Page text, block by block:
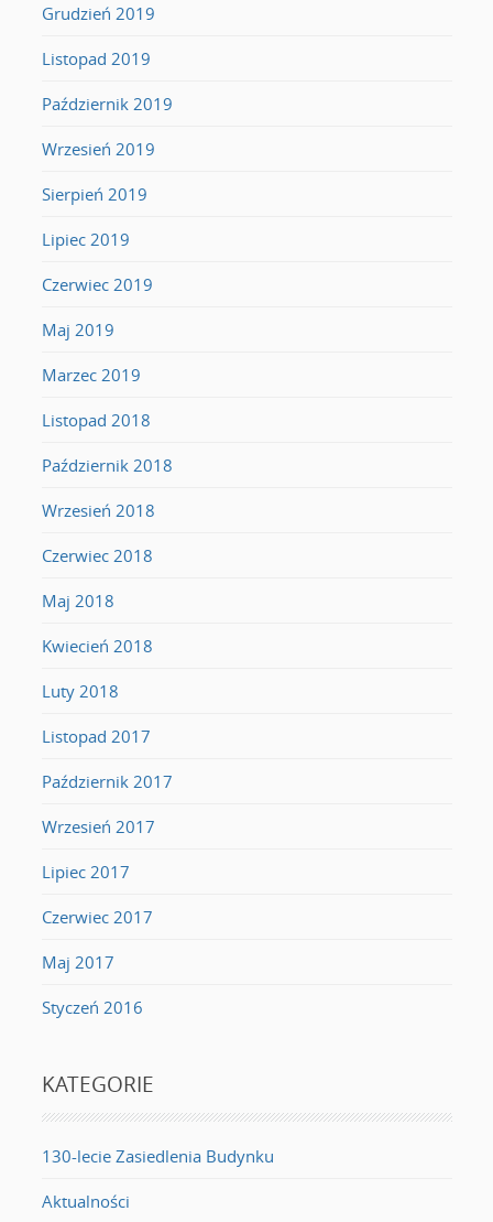
Grudzień 2019
Listopad 2019
Październik 2019
Wrzesień 2019
Sierpień 2019
Lipiec 2019
Czerwiec 2019
Maj 2019
Marzec 2019
Listopad 2018
Październik 2018
Wrzesień 2018
Czerwiec 2018
Maj 2018
Kwiecień 2018
Luty 2018
Listopad 2017
Październik 2017
Wrzesień 2017
Lipiec 2017
Czerwiec 2017
Maj 2017
Styczeń 2016
KATEGORIE
130-lecie Zasiedlenia Budynku
Aktualności